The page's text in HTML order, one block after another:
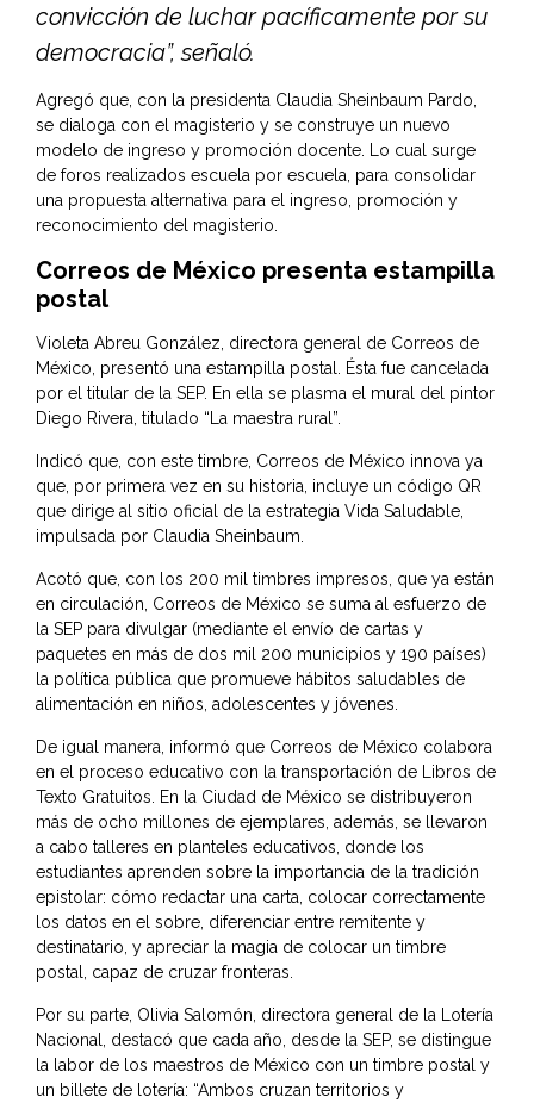
convicción de luchar pacíficamente por su
democracia”, señaló.
Agregó que, con la presidenta Claudia Sheinbaum Pardo,
se dialoga con el magisterio y se construye un nuevo
modelo de ingreso y promoción docente. Lo cual surge
de foros realizados escuela por escuela, para consolidar
una propuesta alternativa para el ingreso, promoción y
reconocimiento del magisterio.
Correos de México presenta estampilla
postal
Violeta Abreu González, directora general de Correos de
México, presentó una estampilla postal. Ésta fue cancelada
por el titular de la SEP. En ella se plasma el mural del pintor
Diego Rivera, titulado “La maestra rural”.
Indicó que, con este timbre, Correos de México innova ya
que, por primera vez en su historia, incluye un código QR
que dirige al sitio oficial de la estrategia Vida Saludable,
impulsada por Claudia Sheinbaum.
Acotó que, con los 200 mil timbres impresos, que ya están
en circulación, Correos de México se suma al esfuerzo de
la SEP para divulgar (mediante el envío de cartas y
paquetes en más de dos mil 200 municipios y 190 países)
la política pública que promueve hábitos saludables de
alimentación en niños, adolescentes y jóvenes.
De igual manera, informó que Correos de México colabora
en el proceso educativo con la transportación de Libros de
Texto Gratuitos. En la Ciudad de México se distribuyeron
más de ocho millones de ejemplares, además, se llevaron
a cabo talleres en planteles educativos, donde los
estudiantes aprenden sobre la importancia de la tradición
epistolar: cómo redactar una carta, colocar correctamente
los datos en el sobre, diferenciar entre remitente y
destinatario, y apreciar la magia de colocar un timbre
postal, capaz de cruzar fronteras.
Por su parte, Olivia Salomón, directora general de la Lotería
Nacional, destacó que cada año, desde la SEP, se distingue
la labor de los maestros de México con un timbre postal y
un billete de lotería: “Ambos cruzan territorios y